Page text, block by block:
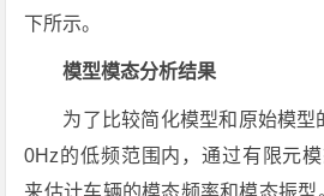
下所示。
模型模态分析结果
为了比较简化模型和原始模型
0Hz的低频范围内，通过有限元模
来估计车辆的模态频率和模态振